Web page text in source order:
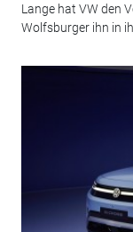
Lange hat VW den
Wolfsburger ihn in